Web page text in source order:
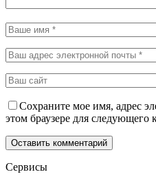
Сохраните мое имя, адрес
этом браузере для следующего
Сервисы